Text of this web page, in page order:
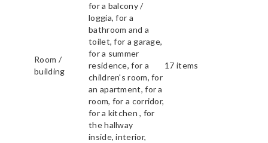
Room /
building
for a balcony /
loggia, for a
bathroom and a
toilet, for a garage,
for a summer
residence, for a
children's room, for
an apartment, for a
room, for a corridor,
for a kitchen , for
the hallway
17 items
inside, interior,